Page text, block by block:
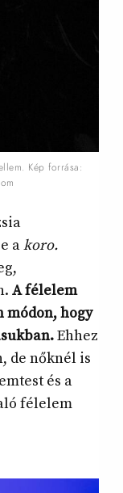
Kép forrása:
akoro.
A félelem
módon, hogy
Ehhez
de nőknél is
és a
félelem